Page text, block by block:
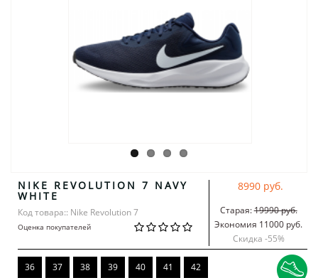
NIKE REVOLUTION 7 NAVY
WHITE
Код товара:: Nike Revolution 7
Оценка покупателей
8990 руб.
Старая:19990 руб.
Экономия 11000 руб.
Скидка -55%
36 37 38 39 40 41 42